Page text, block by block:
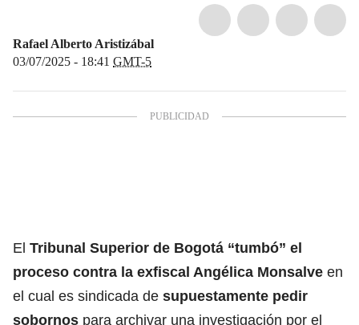
Rafael Alberto Aristizábal
03/07/2025 - 18:41 GMT-5
El Tribunal Superior de Bogotá “tumbó” el
proceso contra la exfiscal Angélica Monsalve en
el cual es sindicada de supuestamente pedir
sobornos para archivar una investigación por el